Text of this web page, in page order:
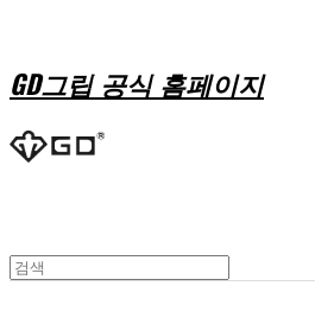
GD그립 공식 홈페이지